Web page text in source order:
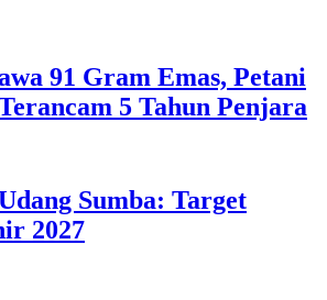
91 Gram Emas, Petani
5 Tahun Penjara
Sumba: Target
2027